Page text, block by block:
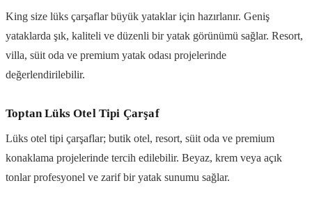
King size lüks çarşaflar büyük yataklar için hazırlanır. Geniş
yataklarda şık, kaliteli ve düzenli bir yatak görünümü sağlar. Resort,
villa, süit oda ve premium yatak odası projelerinde
değerlendirilebilir.
Toptan Lüks Otel Tipi Çarşaf
Lüks otel tipi çarşaflar; butik otel, resort, süit oda ve premium
konaklama projelerinde tercih edilebilir. Beyaz, krem veya açık
tonlar profesyonel ve zarif bir yatak sunumu sağlar.